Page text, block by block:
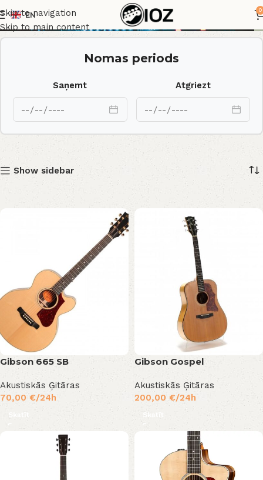
Skip to navigation
Skip to main content
EN
0
Guit
Nomas periods
Saņemt Atgriezt
Show sidebar
Gibson 665 SB
Akustiskās Ģitāras
70,00 €/24h
Skatīt
Gibson Gospel
Akustiskās Ģitāras
200,00 €/24h
Skatīt